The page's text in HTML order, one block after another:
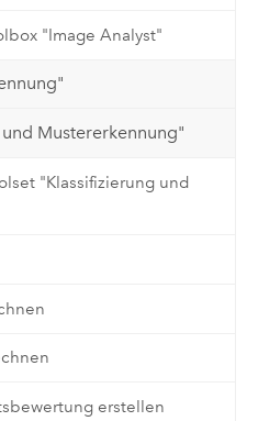
"Image Analyst"
Mustererkennung"
"Klassifizierung und
erstellen